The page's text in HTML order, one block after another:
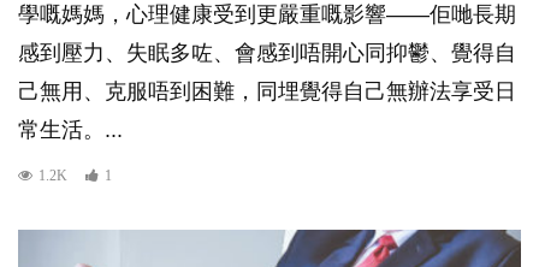
學嘅媽媽，心理健康受到更嚴重嘅影響——佢哋長期
感到壓力、失眠多咗、會感到唔開心同抑鬱、覺得自
己無用、克服唔到困難，同埋覺得自己無辦法享受日
常生活。...
1.2K 1